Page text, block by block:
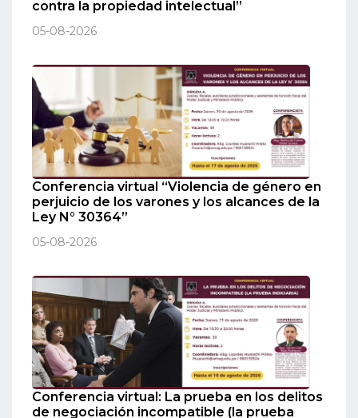
contra la propiedad intelectual”
05-08-2026
Conferencia virtual “Violencia de género en
perjuicio de los varones y los alcances de la
Ley N° 30364”
05-08-2026
Conferencia virtual: La prueba en los delitos
de negociación incompatible (la prueba